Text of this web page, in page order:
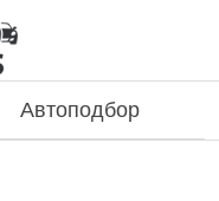
Автоподбор